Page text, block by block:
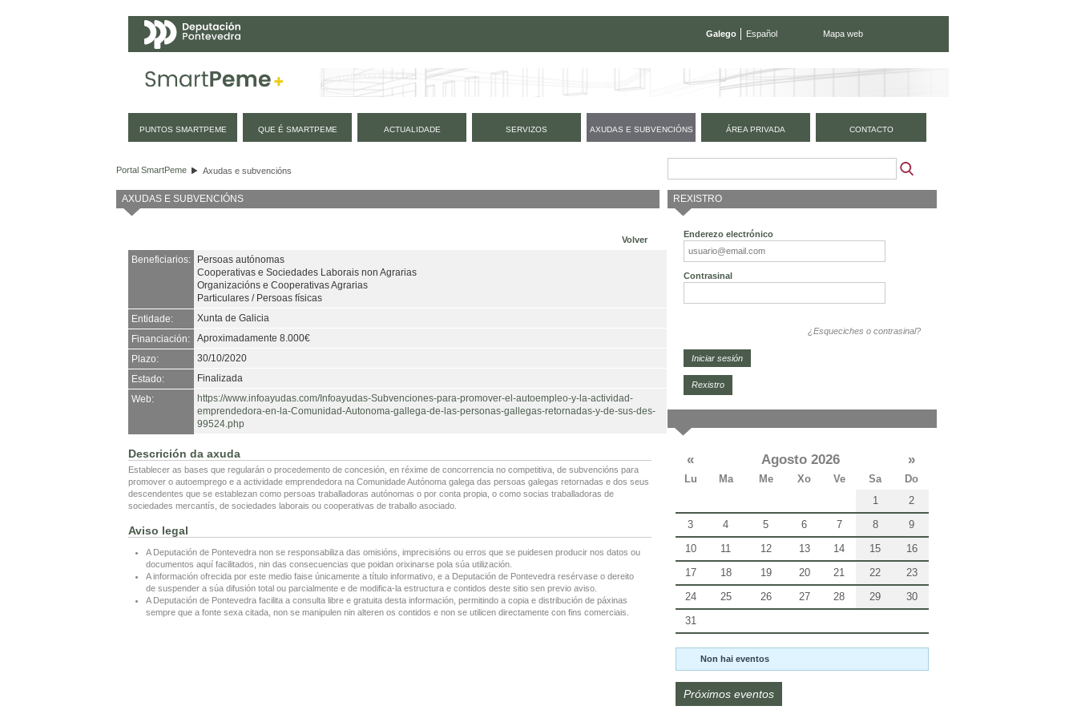
Galego Español Mapa web
PUNTOS SMARTPEME QUE É SMARTPEME ACTUALIDADE SERVIZOS AXUDAS E SUBVENCIÓNS ÁREA PRIVADA CONTACTO
Portal SmartPeme Axudas e subvencións
AXUDAS E SUBVENCIÓNS
Volver
Beneficiarios:
Persoas autónomas
Cooperativas e Sociedades Laborais non Agrarias
Organizacións e Cooperativas Agrarias
Particulares / Persoas físicas
Entidade:
Xunta de Galicia
Financiación:
Aproximadamente 8.000€
Plazo:
30/10/2020
Estado:
Finalizada
Web:
https://www.infoayudas.com/Infoayudas-Subvenciones-para-promover-el-autoempleo-y-la-actividad-
emprendedora-en-la-Comunidad-Autonoma-gallega-de-las-personas-gallegas-retornadas-y-de-sus-des-
99524.php
Descrición da axuda
Establecer as bases que regularán o procedemento de concesión, en réxime de concorrencia no competitiva, de subvencións para
promover o autoemprego e a actividade emprendedora na Comunidade Autónoma galega das persoas galegas retornadas e dos seus
descendentes que se establezan como persoas traballadoras autónomas o por conta propia, o como socias traballadoras de
sociedades mercantís, de sociedades laborais ou cooperativas de traballo asociado.
Aviso legal
A Deputación de Pontevedra non se responsabiliza das omisións, imprecisións ou erros que se puidesen producir nos datos ou
documentos aquí facilitados, nin das consecuencias que poidan orixinarse pola súa utilización.
A información ofrecida por este medio faise únicamente a título informativo, e a Deputación de Pontevedra resérvase o dereito
de suspender a súa difusión total ou parcialmente e de modifica-la estructura e contidos deste sitio sen previo aviso.
A Deputación de Pontevedra facilita a consulta libre e gratuita desta información, permitindo a copia e distribución de páxinas
sempre que a fonte sexa citada, non se manipulen nin alteren os contidos e non se utilicen directamente con fins comerciais.
REXISTRO
Enderezo electrónico
Contrasinal
¿Esqueciches o contrasinal?
Rexistro
« Agosto 2026 »
Lu Ma Me Xo Ve Sa
Do
1
2
3
4 5 6 7 8
9
10
11 12 13 14 15
16
17
18 19 20 21 22
23
24
25 26 27 28 29
30
31
Non hai eventos
Próximos eventos